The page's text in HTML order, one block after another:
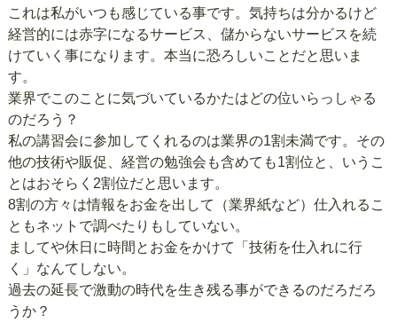
これは私がいつも感じている事です。気持ちは分かるけど
経営的には赤字になるサービス、儲からないサービスを続
けていく事になります。本当に恐ろしいことだと思いま
す。
業界でこのことに気づいているかたはどの位いらっしゃる
のだろう？
私の講習会に参加してくれるのは業界の1割未満です。その
他の技術や販促、経営の勉強会も含めても1割位と、いうこ
とはおそらく2割位だと思います。
8割の方々は情報をお金を出して（業界紙など）仕入れるこ
ともネットで調べたりもしていない。
ましてや休日に時間とお金をかけて「技術を仕入れに行
く」なんてしない。
過去の延長で激動の時代を生き残る事ができるのだろだろ
うか？